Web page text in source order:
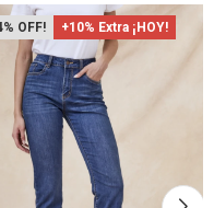
+10% Extra ¡HOY!